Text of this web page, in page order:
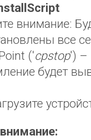
внимание:
все
('cpstop') –
будет